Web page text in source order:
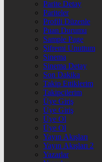
Parite Detay
Pariteler
Profili Düzenle
Puan Durumu
Sample Page
Şifremi Unuttum
Sinema
Sinema Detay
Son Dakika
Takip Ettiklerim
Takipçilerim
Üye Giriş
Üye Giriş
Üye Ol
Üye Ol
Yayın Akışları
Yayın Akışları 2
Yazarlar